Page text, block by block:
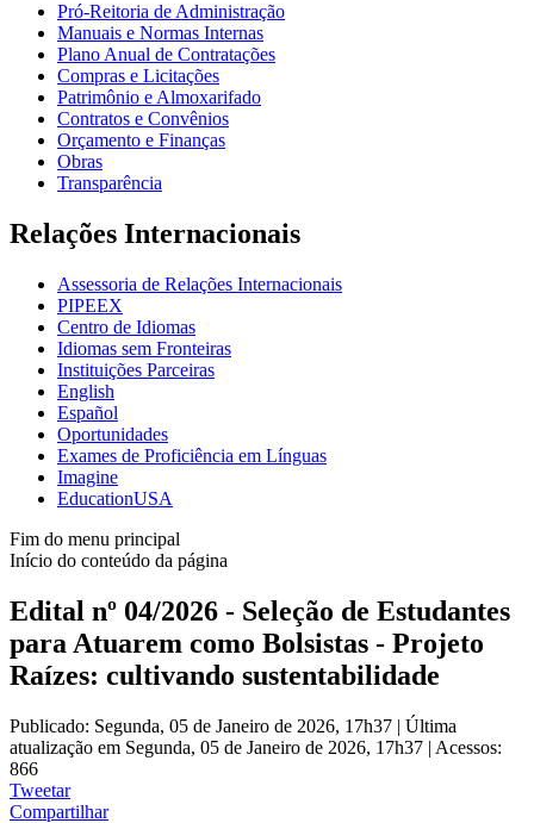
Pró-Reitoria de Administração
Manuais e Normas Internas
Plano Anual de Contratações
Compras e Licitações
Patrimônio e Almoxarifado
Contratos e Convênios
Orçamento e Finanças
Obras
Transparência
Relações Internacionais
Assessoria de Relações Internacionais
PIPEEX
Centro de Idiomas
Idiomas sem Fronteiras
Instituições Parceiras
English
Español
Oportunidades
Exames de Proficiência em Línguas
Imagine
EducationUSA
Fim do menu principal
Início do conteúdo da página
Edital nº 04/2026 - Seleção de Estudantes
para Atuarem como Bolsistas - Projeto
Raízes: cultivando sustentabilidade
Publicado: Segunda, 05 de Janeiro de 2026, 17h37 | Última
atualização em Segunda, 05 de Janeiro de 2026, 17h37 | Acessos:
866
Tweetar
Compartilhar